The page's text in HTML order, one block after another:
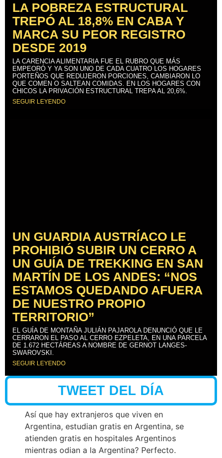
LA POBREZA ESTRUCTURAL
TREPÓ AL 18,8% EN CABA Y
MARCA SU PEOR REGISTRO
DESDE 2019
LA CARENCIA ALIMENTARIA FUE EL RUBRO QUE MÁS
EMPEORÓ Y YA SON UNO DE CADA CUATRO LOS HOGARES
PORTEÑOS QUE REDUJERON PORCIONES, CAMBIARON LO
QUE COMEN O SALTEAN COMIDAS. EN LOS HOGARES CON
CHICOS LA PRIVACIÓN ESTRUCTURAL TREPA AL 20,6%.
SEGUIR LEYENDO
UN GUARDIA AUSTRÍACO LE
PROHIBIÓ SUBIR UN CERRO A
UN GUÍA DE TREKKING EN SAN
MARTÍN DE LOS ANDES: “NOS
ESTAMOS QUEDANDO AFUERA
DE NUESTRO PROPIO
TERRITORIO”
EL GUÍA DE MONTAÑA JULIÁN PAJAROLA DENUNCIÓ QUE LE
CERRARON EL PASO AL CERRO EZPELETA, EN UNA PARCELA
DE 1.672 HECTÁREAS A NOMBRE DE GERNOT LANGES-
SWAROVSKI.
SEGUIR LEYENDO
TWEET DEL DÍA
Así que hay extranjeros que viven en
Argentina, estudian gratis en Argentina, se
atienden gratis en hospitales Argentinos
mientras odian a la Argentina? Perfecto.